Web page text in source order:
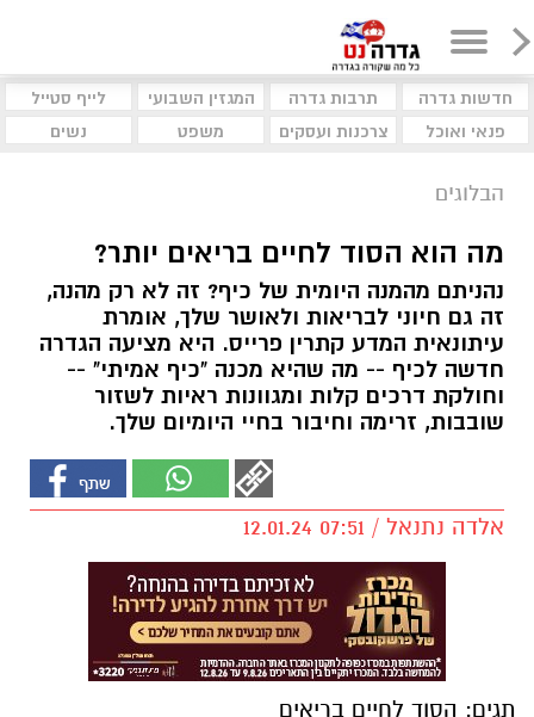
חדשות גדרה תרבות גדרה המגזין השבועי
לייף סטייל
פנאי ואוכל
צרכנות ועסקים משפט נשים
הבלוגים
מה הוא הסוד לחיים בריאים יותר?
נהניתם מהמנה היומית של כיף? זה לא רק מהנה,
זה גם חיוני לבריאות ולאושר שלך, אומרת
עיתונאית המדע קתרין פרייס. היא מציעה הגדרה
חדשה לכיף -- מה שהיא מכנה "כיף אמיתי" --
וחולקת דרכים קלות ומגוונות ראיות לשזור
שובבות, זרימה וחיבור בחיי היומיום שלך.
אלדה נתנאל / 07:51 12.01.24
תגים: הסוד לחיים בריאים